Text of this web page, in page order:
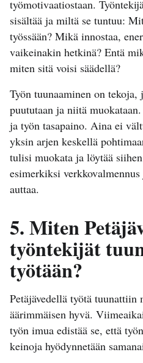
työmotivaatiostaan.
sisältää ja miltä se tuntuu:
työssään? Mikä innostaa,
vaikeinakin hetkinä? Entä
miten sitä voisi säädellä?
Työn tuunaaminen on
puututaan ja niitä
ja työn tasapaino. Aina ei
yksin arjen keskellä
tulisi muokata ja löytää
esimerkiksi
auttaa.
5. Miten
työntekijät
työtään?
Petäjävedellä työtä
äärimmäisen hyvä.
työn imua edistää se, että
keinoja hyödynnetään